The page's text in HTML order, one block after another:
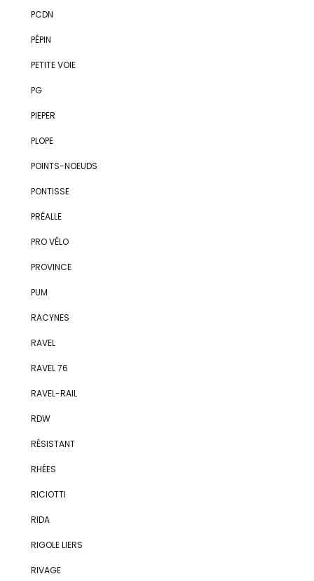
PCDN
PÉPIN
PETITE VOIE
PG
PIEPER
PLOPE
POINTS-NOEUDS
PONTISSE
PRÉALLE
PRO VÉLO
PROVINCE
PUM
RACYNES
RAVEL
RAVEL 76
RAVEL-RAIL
RDW
RÉSISTANT
RHÉES
RICIOTTI
RIDA
RIGOLE LIERS
RIVAGE